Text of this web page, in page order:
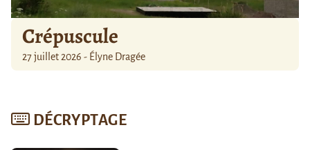
Crépuscule
27 juillet 2026 - Élyne Dragée
DÉCRYPTAGE